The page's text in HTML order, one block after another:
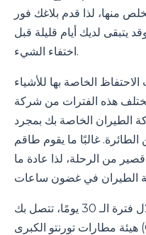
منها، لذا قدم بلاغك فور
يتبقى لديك أيام قليلة قبل
اختفاء الشيء.
الخاصة بها للأشياء
هذه الفترات من شركة
الطيران الخاصة بك بمجرد
غالبًا ما يقوم طاقم
من الرحلة، لذا عادة ما
إذا عُثر على شيء خاص بك خلال فترة الـ 30 يومًا، تتصل بك
هيئة مطارات تورنتو الكبرى (GTAA) مع تفاصيل بلاغك. يمكنك